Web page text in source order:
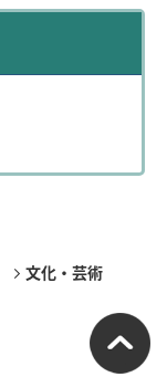
文化・芸術